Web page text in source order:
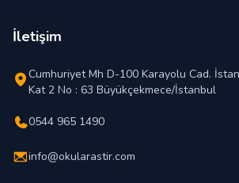
İletişim
Cumhuriyet Mh D-100 Karayolu Cad.
Kat 2 No : 63 Büyükçekmece/İstanbul
0544 965 1490
info@okularastir.com